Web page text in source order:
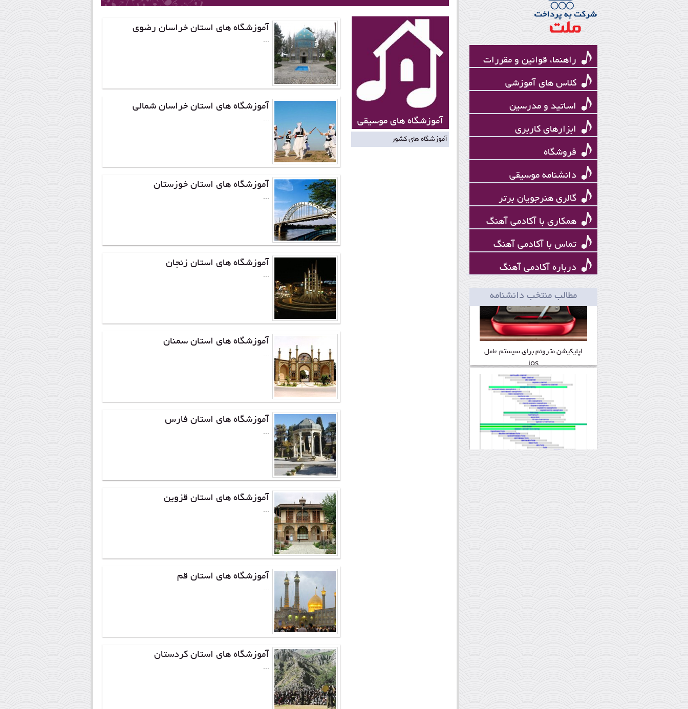
راهنما، قوانین و مقررات
کلاس های آموزشی
اساتید و مدرسین
ابزارهای کاربری
فروشگاه
دانشنامه موسیقی
گالری هنرجویان برتر
همکاری با آکادمی آهنگ
تماس با آکادمی آهنگ
درباره آکادمی آهنگ
مطالب منتخب دانشنامه
سیامک بنایی
حسین علیزاده
اپلیکیشن مترونم برای سیستم عامل
ios
محدوده صوتی سازها
آموزشگاه های موسیقی
آموزشگاه های کشور
آموزشگاه های استان خراسان رضوی
...
آموزشگاه های استان خراسان شمالی
...
آموزشگاه های استان خوزستان
...
آموزشگاه های استان زنجان
...
آموزشگاه های استان سمنان
...
آموزشگاه های استان فارس
...
آموزشگاه های استان قزوین
...
آموزشگاه های استان قم
...
آموزشگاه های استان کردستان
...